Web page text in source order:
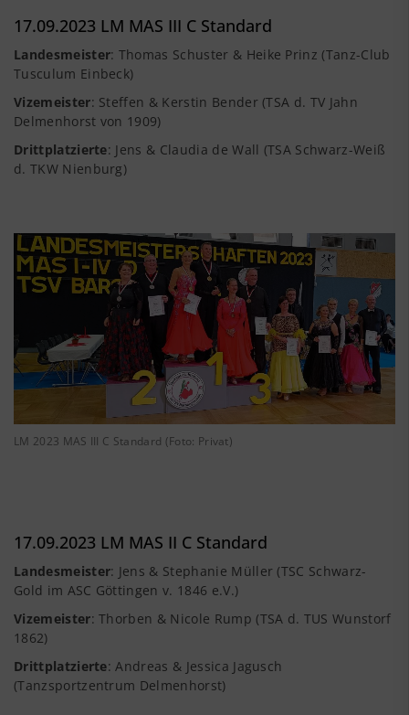
17.09.2023 LM MAS III C Standard
Landesmeister: Thomas Schuster & Heike Prinz (Tanz-Club
Tusculum Einbeck)
Vizemeister: Steffen & Kerstin Bender (TSA d. TV Jahn
Delmenhorst von 1909)
Drittplatzierte: Jens & Claudia de Wall (TSA Schwarz-Weiß
d. TKW Nienburg)
LM 2023 MAS III C Standard (Foto: Privat)
17.09.2023 LM MAS II C Standard
Landesmeister: Jens & Stephanie Müller (TSC Schwarz-
Gold im ASC Göttingen v. 1846 e.V.)
Vizemeister: Thorben & Nicole Rump (TSA d. TUS Wunstorf
1862)
Drittplatzierte: Andreas & Jessica Jagusch
(Tanzsportzentrum Delmenhorst)